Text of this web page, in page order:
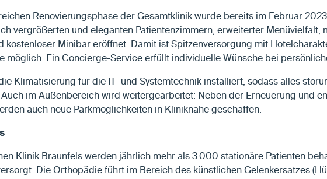
Renovierungsphase der Gesamtklinik wurde bereits im Februar
vergrößerten und eleganten Patientenzimmern, erweiterter Menüvielfalt,
kostenloser Minibar eröffnet. Damit ist Spitzenversorgung mit
möglich. Ein Concierge-Service erfüllt individuelle Wünsche bei
Klimatisierung für die IT- und Systemtechnik installiert, sodass alles
im Außenbereich wird weitergearbeitet: Neben der Erneuerung und
auch neue Parkmöglichkeiten in Kliniknähe geschaffen.
Klinik Braunfels werden jährlich mehr als 3.000 stationäre Patienten
Die Orthopädie führt im Bereich des künstlichen Gelenkersatzes